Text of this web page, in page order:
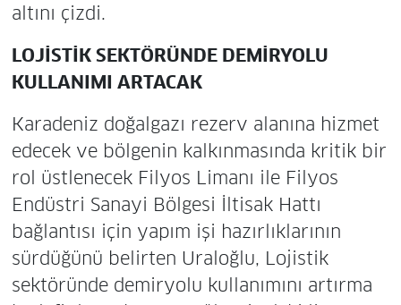
altını çizdi.
LOJİSTİK SEKTÖRÜNDE DEMİRYOLU
KULLANIMI ARTACAK
Karadeniz doğalgazı rezerv alanına hizmet
edecek ve bölgenin kalkınmasında kritik bir
rol üstlenecek Filyos Limanı ile Filyos
Endüstri Sanayi Bölgesi İltisak Hattı
bağlantısı için yapım işi hazırlıklarının
sürdüğünü belirten Uraloğlu, Lojistik
sektöründe demiryolu kullanımını artırma